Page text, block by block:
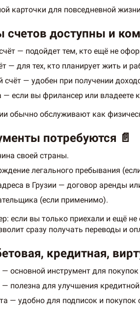
карточки для повседневной
счетов доступны и
— подойдет тем, кто ещё не
— для тех, кто планирует жить и
— удобен при получении
— если вы фрилансер или владеете
обычно обслуживают как
потребуются 📄
своей страны.
легального пребывания
в Грузии — договор аренды
(если применимо).
если вы только приехали и ещё
сразу получать переводы и
кредитная,
основной инструмент для
полезна для улучшения
— удобно для подписок и покупок